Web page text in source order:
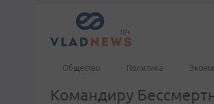
Общество Политика
Командиру